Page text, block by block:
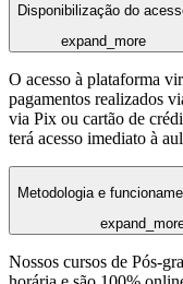
Disponibilização do
expand_more
O acesso à plataforma
pagamentos realizados
via Pix ou cartão de
terá acesso imediato à
Metodologia e
Nossos cursos de Pós-